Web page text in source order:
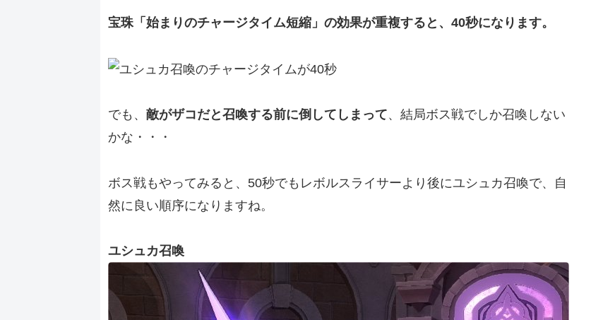
宝珠「始まりのチャージタイム短縮」の効果が重複すると、40秒になります。
でも、 敵がザコだと召喚する前に倒してしまって、結局ボス戦でしか召喚しない
かな・・・
ボス戦もやってみると、50秒でもレボルスライサーより後にユシュカ召喚で、自
然に良い順序になりますね。
ユシュカ召喚